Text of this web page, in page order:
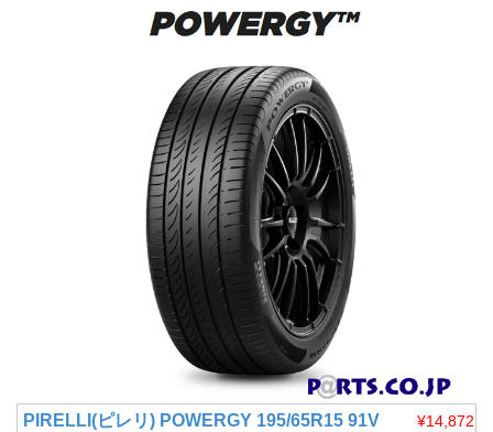
PIRELLI(ピレリ) POWERGY 195/65R15 91V
¥14,872